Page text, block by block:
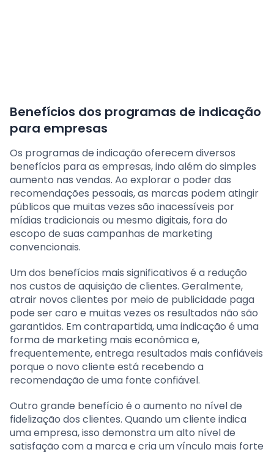
Benefícios dos programas de indicação
para empresas
Os programas de indicação oferecem diversos
benefícios para as empresas, indo além do simples
aumento nas vendas. Ao explorar o poder das
recomendações pessoais, as marcas podem atingir
públicos que muitas vezes são inacessíveis por
mídias tradicionais ou mesmo digitais, fora do
escopo de suas campanhas de marketing
convencionais.
Um dos benefícios mais significativos é a redução
nos custos de aquisição de clientes. Geralmente,
atrair novos clientes por meio de publicidade paga
pode ser caro e muitas vezes os resultados não são
garantidos. Em contrapartida, uma indicação é uma
forma de marketing mais econômica e,
frequentemente, entrega resultados mais confiáveis
porque o novo cliente está recebendo a
recomendação de uma fonte confiável.
Outro grande benefício é o aumento no nível de
fidelização dos clientes. Quando um cliente indica
uma empresa, isso demonstra um alto nível de
satisfação com a marca e cria um vínculo mais forte